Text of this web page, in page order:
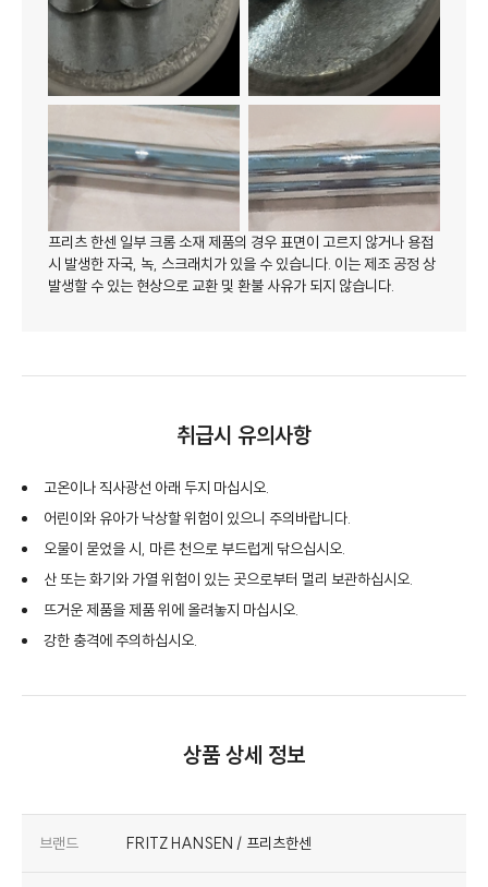
프리츠 한센 일부 크롬 소재 제품의 경우 표면이 고르지 않거나 용접
시 발생한 자국, 녹, 스크래치가 있을 수 있습니다. 이는 제조 공정 상
발생할 수 있는 현상으로 교환 및 환불 사유가 되지 않습니다.
취급시 유의사항
고온이나 직사광선 아래 두지 마십시오.
어린이와 유아가 낙상할 위험이 있으니 주의바랍니다.
오물이 묻었을 시, 마른 천으로 부드럽게 닦으십시오.
산 또는 화기와 가열 위험이 있는 곳으로부터 멀리 보관하십시오.
뜨거운 제품을 제품 위에 올려놓지 마십시오.
강한 충격에 주의하십시오.
상품 상세 정보
브랜드 FRITZ HANSEN / 프리츠한센